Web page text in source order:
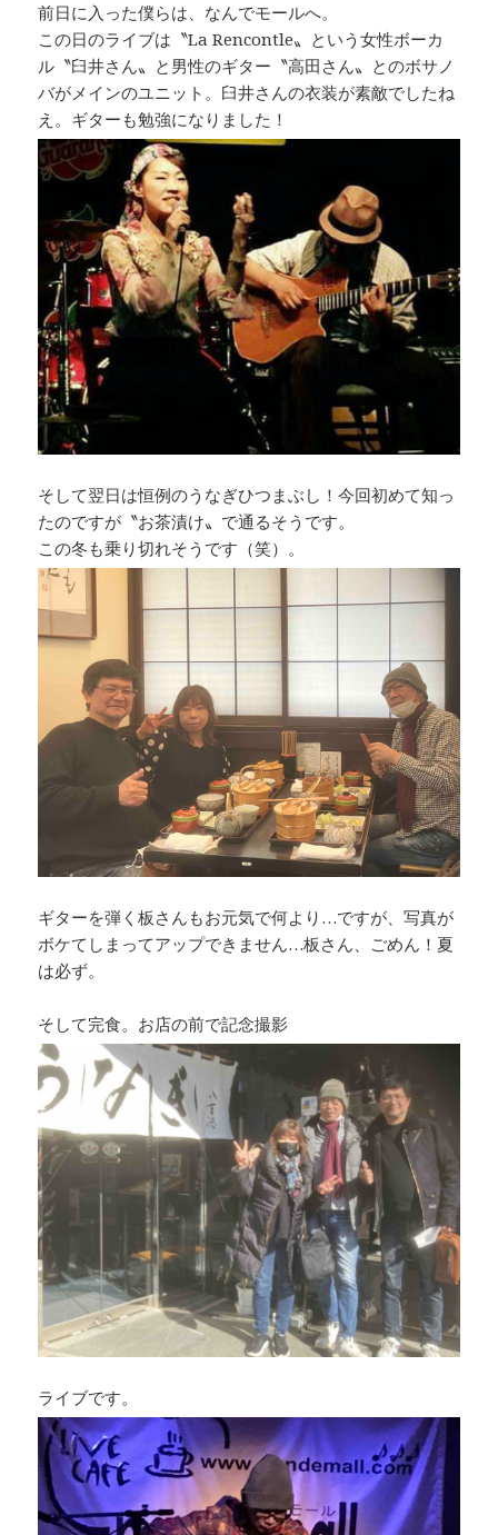
前日に入った僕らは、なんでモールへ。
この日のライブは〝La Rencontle〟という女性ボーカ
ル〝臼井さん〟と男性のギター〝高田さん〟とのボサノ
バがメインのユニット。臼井さんの衣装が素敵でしたね
え。ギターも勉強になりました！
そして翌日は恒例のうなぎひつまぶし！今回初めて知っ
たのですが〝お茶漬け〟で通るそうです。
この冬も乗り切れそうです（笑）。
ギターを弾く板さんもお元気で何より…ですが、写真が
ボケてしまってアップできません…板さん、ごめん！夏
は必ず。
そして完食。お店の前で記念撮影
ライブです。